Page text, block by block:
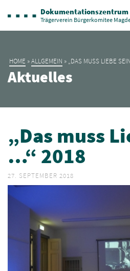
Trägerverein Bürgerkomitee
HOME »ALLGEMEIN » „DAS MUSS LIEBE
Aktuelles
„Das muss
…“ 2018
27. SEPTEMBER 2018